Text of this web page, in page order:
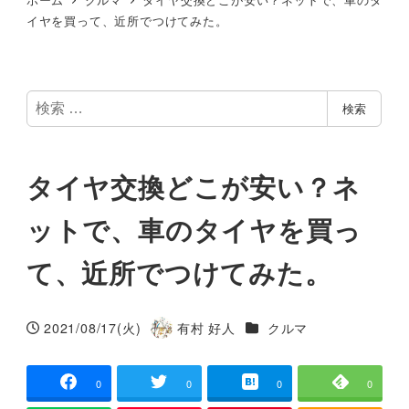
イヤを買って、近所でつけてみた。
検
索
検索
タイヤ交換どこが安い？ネ
ットで、車のタイヤを買っ
て、近所でつけてみた。
投稿日
2021/08/17(火)
著
有村 好人 カテゴリー
クルマ
0 0 0 0